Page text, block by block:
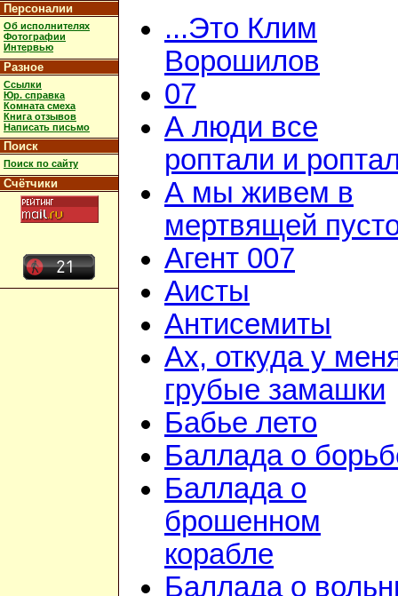
Персоналии
Об исполнителях
Фотографии
Интервью
Разное
Ссылки
Юр. справка
Комната смеха
Книга отзывов
Написать письмо
Поиск
Поиск по сайту
Счётчики
...Это Клим
Ворошилов
07
А люди все
роптали и
А мы живем в
мертвящей
Агент 007
Аисты
Антисемиты
Ах, откуда у
грубые замашки
Бабье лето
Баллада о
Баллада о
брошенном
корабле
Баллада о